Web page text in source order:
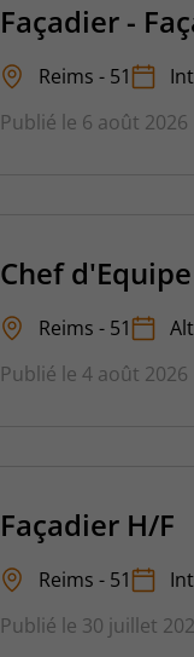
Façadier -
Reims - 51
Publié le 6 août 2026
Chef
Reims - 51
Publié le 4 août 2026
Façadier H/F
Reims - 51
Publié le 30 juillet